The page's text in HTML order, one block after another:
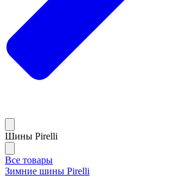
Шины Pirelli
Все товары
Зимние шины Pirelli